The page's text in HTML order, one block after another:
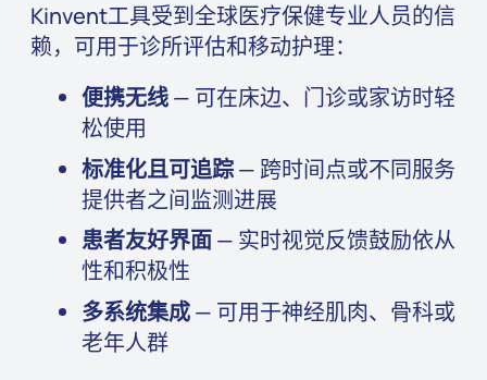
Kinvent工具受到全球医疗保健专业人员的信
赖，可用于诊所评估和移动护理：
便携无线— 可在床边、门诊或家访时轻
松使用
标准化且可追踪— 跨时间点或不同服务
提供者之间监测进展
患者友好界面— 实时视觉反馈鼓励依从
性和积极性
多系统集成— 可用于神经肌肉、骨科或
老年人群